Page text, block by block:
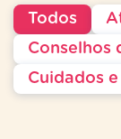
Todos
Conselhos
Cuidados